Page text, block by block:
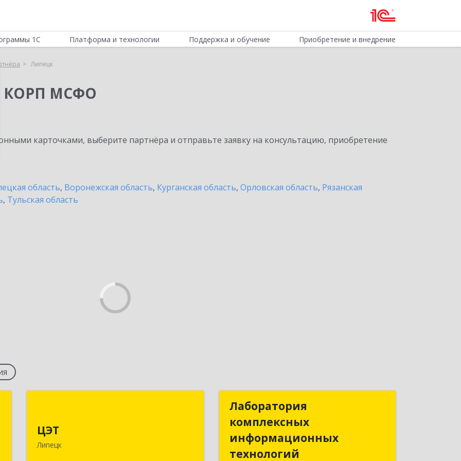
1С Платформа и технологии Поддержка и обучение Приобретение и внедрение
Липецк
КОРП МСФО
карточками, выберите партнёра и отправьте заявку на консультацию, приобретение
область, Воронежская область, Курганская область, Орловская область, Рязанская
, Тульская область
ЦЭТ
ЛипецкИнтернациональная ул, дом № 51
Лаборатория
комплексных
информационных
технологий
комплексных
информационных